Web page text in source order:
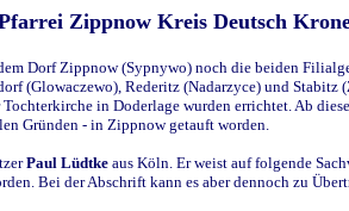
Zippnow Kreis Deutsch
Dorf Zippnow (Sypnywo) noch die beiden
(Glowaczewo), Rederitz (Nadarzyce) und
in Doderlage wurden errichtet. Ab
Gründen - in Zippnow getauft worden.
Paul Lüdtke aus Köln. Er weist auf folgende
Bei der Abschrift kann es aber dennoch zu